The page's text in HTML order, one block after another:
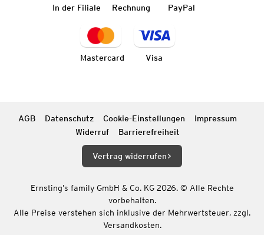
In der Filiale Rechnung PayPal
Mastercard Visa
AGB Datenschutz Cookie-Einstellungen
Impressum
Widerruf
Barrierefreiheit
Vertrag widerrufen
Ernsting’s family GmbH & Co. KG 2026. © Alle Rechte
vorbehalten.
Alle Preise verstehen sich inklusive der Mehrwertsteuer, zzgl.
Versandkosten.